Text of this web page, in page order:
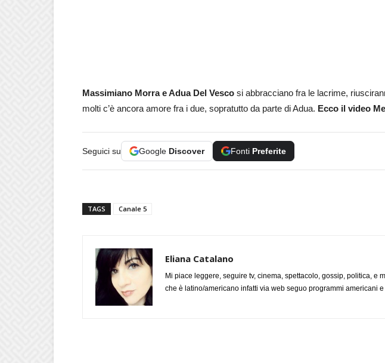
Massimiano Morra e Adua Del Vesco si abbracciano fra le lacrime,
molti c’è ancora amore fra i due, sopratutto da parte di Adua. Ecco il video
Seguici su Google Discover Fonti Preferite
TAGS Canale 5
Eliana Catalano
Mi piace leggere, seguire tv, cinema, spettacolo, gossip, politica, e
che è latino/americano infatti via web seguo programmi americani e